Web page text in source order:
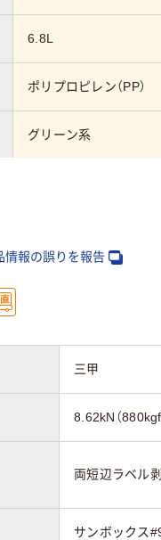
6.8L
ポリプロピレン（PP）
グリーン系
情報の誤りを報告
三甲
8.62kN（880kgf
両短辺ラベル
サンボックス